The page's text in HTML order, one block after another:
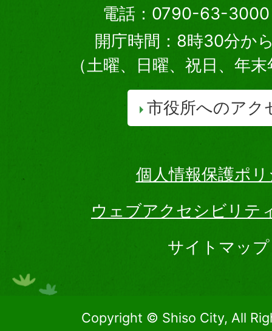
電話：0790-63-3000
開庁時間：8時30分か
（土曜、日曜、祝日、年
市役所へのアク
個人情報保護ポ
ウェブアクセシビリテ
サイトマップ
Copyright © Shiso City, All